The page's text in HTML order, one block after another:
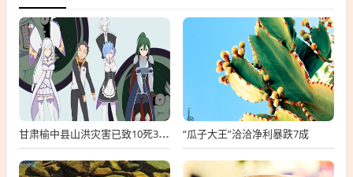
甘肃榆中县山洪灾害已致10死33失联 “瓜子大王”洽洽净利暴跌7成